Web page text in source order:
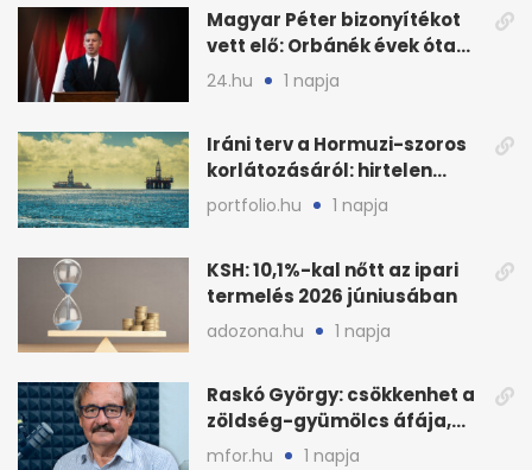
Magyar Péter bizonyítékot
vett elő: Orbánék évek óta
tudtak az energiarendszer
összeomlásáról
24.hu 1 napja
Iráni terv a Hormuzi-szoros
korlátozásáról: hirtelen
megugrott az olajár
portfolio.hu 1 napja
KSH: 10,1%-kal nőtt az ipari
termelés 2026 júniusában
adozona.hu 1 napja
Raskó György: csökkenhet a
zöldség-gyümölcs áfája,
bajban a kukorica
mfor.hu 1 napja